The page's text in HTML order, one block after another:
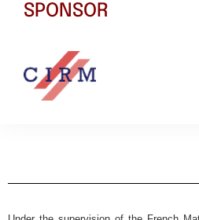
SPONSOR